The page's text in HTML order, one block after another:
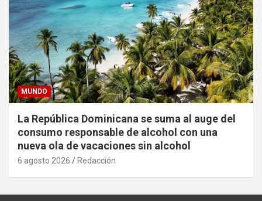
MUNDO
La República Dominicana se suma al auge del
consumo responsable de alcohol con una
nueva ola de vacaciones sin alcohol
6 agosto 2026 Redacción